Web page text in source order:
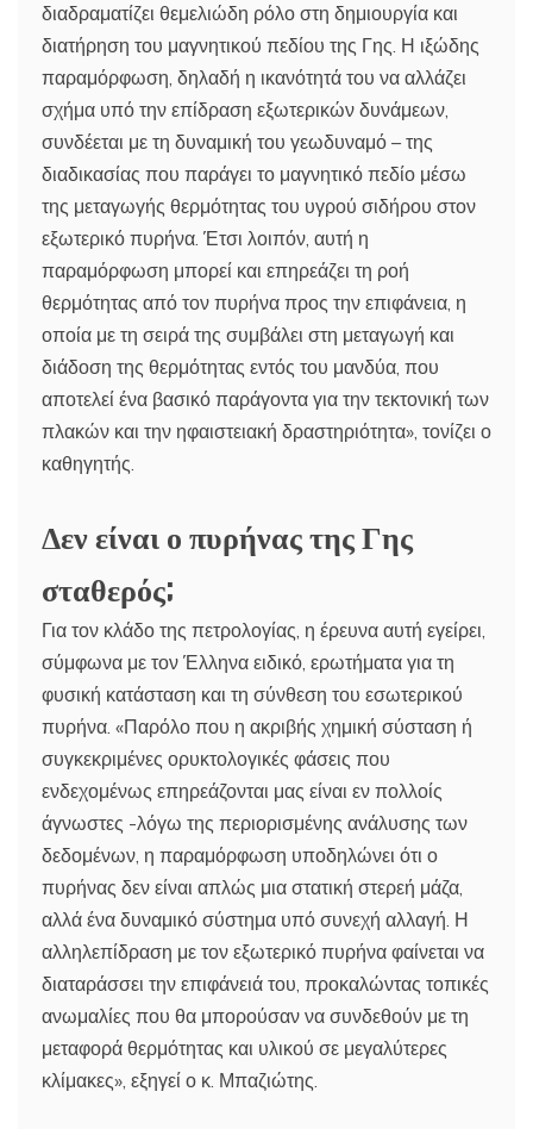
διαδραματίζει θεμελιώδη ρόλο στη δημιουργία και
διατήρηση του μαγνητικού πεδίου της Γης. Η ιξώδης
παραμόρφωση, δηλαδή η ικανότητά του να αλλάζει
σχήμα υπό την επίδραση εξωτερικών δυνάμεων,
συνδέεται με τη δυναμική του γεωδυναμό – της
διαδικασίας που παράγει το μαγνητικό πεδίο μέσω
της μεταγωγής θερμότητας του υγρού σιδήρου στον
εξωτερικό πυρήνα. Έτσι λοιπόν, αυτή η
παραμόρφωση μπορεί και επηρεάζει τη ροή
θερμότητας από τον πυρήνα προς την επιφάνεια, η
οποία με τη σειρά της συμβάλει στη μεταγωγή και
διάδοση της θερμότητας εντός του μανδύα, που
αποτελεί ένα βασικό παράγοντα για την τεκτονική των
πλακών και την ηφαιστειακή δραστηριότητα», τονίζει ο
καθηγητής.
Δεν είναι ο πυρήνας της Γης
σταθερός;
Για τον κλάδο της πετρολογίας, η έρευνα αυτή εγείρει,
σύμφωνα με τον Έλληνα ειδικό, ερωτήματα για τη
φυσική κατάσταση και τη σύνθεση του εσωτερικού
πυρήνα. «Παρόλο που η ακριβής χημική σύσταση ή
συγκεκριμένες ορυκτολογικές φάσεις που
ενδεχομένως επηρεάζονται μας είναι εν πολλοίς
άγνωστες -λόγω της περιορισμένης ανάλυσης των
δεδομένων, η παραμόρφωση υποδηλώνει ότι ο
πυρήνας δεν είναι απλώς μια στατική στερεή μάζα,
αλλά ένα δυναμικό σύστημα υπό συνεχή αλλαγή. Η
αλληλεπίδραση με τον εξωτερικό πυρήνα φαίνεται να
διαταράσσει την επιφάνειά του, προκαλώντας τοπικές
ανωμαλίες που θα μπορούσαν να συνδεθούν με τη
μεταφορά θερμότητας και υλικού σε μεγαλύτερες
κλίμακες», εξηγεί ο κ. Μπαζιώτης.